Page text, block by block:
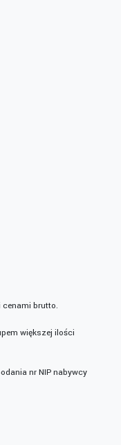
cenami brutto.
większej ilości
nr NIP nabywcy